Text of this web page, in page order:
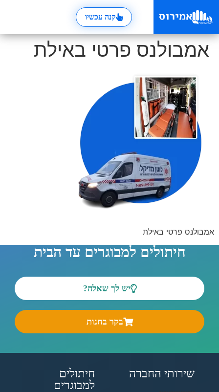
קנה עכשיו
אמבולנס פרטי באילת
אמבולנס פרטי באילת
חיתולים למבוגרים עד הבית
יש לך שאלה?
בקר בחנות
שירותי החברה
חיתולים
למבוגרים